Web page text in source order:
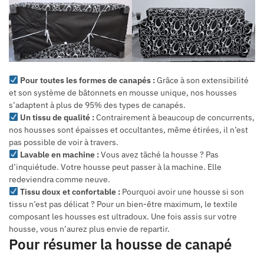
Pour toutes les formes de canapés :Grâce à son extensibilité
et son système de bâtonnets en mousse unique, nos housses
s’adaptent à plus de 95% des types de canapés.
Un tissu de qualité :Contrairement à beaucoup de concurrents,
nos housses sont épaisses et occultantes, même étirées, il n’est
pas possible de voir à travers.
Lavable en machine :Vous avez tâché la housse ? Pas
d’inquiétude. Votre housse peut passer à la machine. Elle
redeviendra comme neuve.
Tissu doux et confortable :Pourquoi avoir une housse si son
tissu n’est pas délicat ? Pour un bien-être maximum, le textile
composant les housses est ultradoux. Une fois assis sur votre
housse, vous n’aurez plus envie de repartir.
Pour résumer la housse de canapé